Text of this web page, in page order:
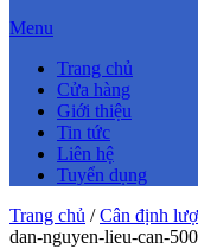
Menu
Trang chủ
Cửa hàng
Giới thiệu
Tin tức
Liên hệ
Tuyển dụng
Trang chủ /Cân định
dan-nguyen-lieu-can-500